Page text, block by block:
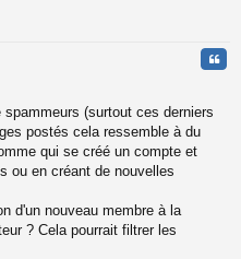
(surtout ces derniers
postés cela ressemble à du
qui se créé un compte et
ou en créant de nouvelles
d'un nouveau membre à la
? Cela pourrait filtrer les